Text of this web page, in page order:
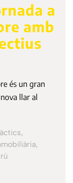
a
amb
és un gran
llar al